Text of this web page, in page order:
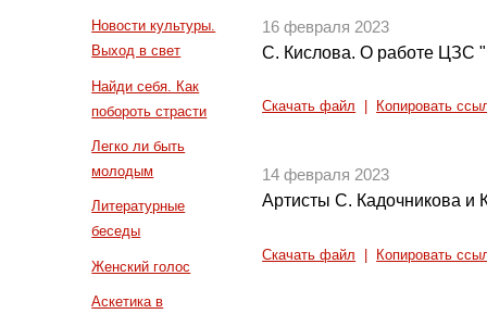
Новости культуры.
Выход в свет
Найди себя. Как
побороть страсти
Легко ли быть
молодым
Литературные
беседы
Женский голос
Аскетика в
16 февраля 2023
С. Кислова. О работе ЦЗС
Скачать файл Копировать
14 февраля 2023
Артисты С. Кадочникова и
Скачать файл Копировать